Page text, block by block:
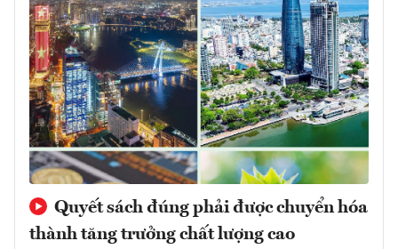
Quyết sách đúng phải được chuyển hóa
thành tăng trưởng chất lượng cao